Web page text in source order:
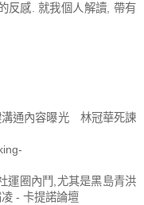
反感. 就我個人解讀, 帶有
溝通內容曝光 林冠華死諫
運圈內鬥,尤其是黑島青洪
- 卡提諾論壇